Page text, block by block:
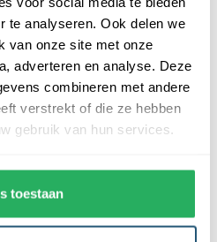
te analyseren. Ook delen we
van onze site met onze
adverteren en analyse. Deze
combineren met andere
verstrekt of die ze hebben
gebruik van hun services.
toestaan
is van hoge kwaliteit. Ze zijn
en een dubbele stiknaad, wat
en stevigheid. Wij bieden de
(fr)aan in verschillende
70x100 cm, 100x150 cm,
De